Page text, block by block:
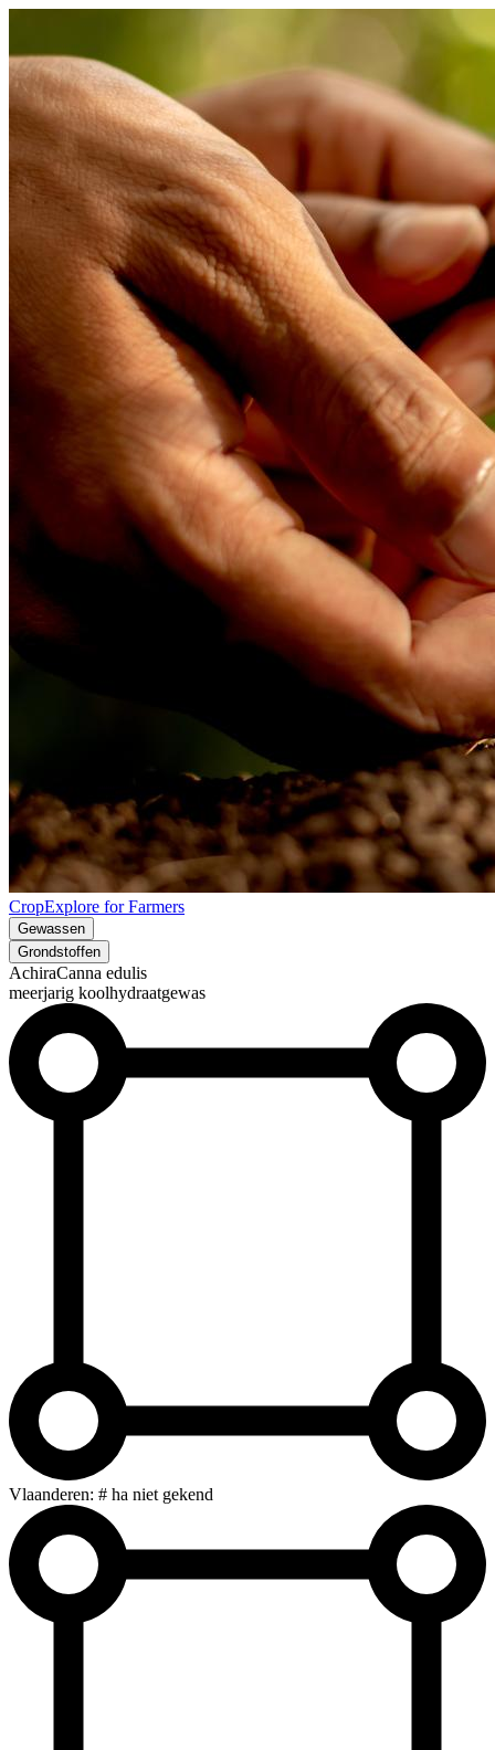
CropExplore for Farmers
Gewassen
Grondstoffen
AchiraCanna edulis
meerjarig koolhydraatgewas
Vlaanderen: # ha niet gekend